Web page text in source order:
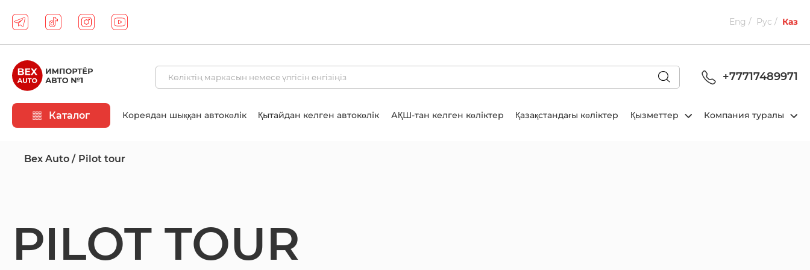
Eng Рус Каз
+77717489971
Каталог Кореядан шыққан автокөлік Қытайдан келген автокөлік АҚШ-тан келген көліктер Қазақстандағы көліктер Қызметтер Компания туралы
Bex Auto Pilot tour
PILOT TOUR